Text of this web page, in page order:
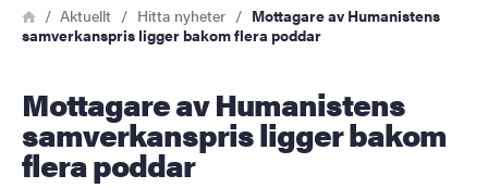
Länkstig
HemAktuellt Hitta nyheter
Mottagare av Humanistens
samverkanspris ligger bakom flera poddar
Mottagare av Humanistens
samverkanspris ligger bakom
flera poddar